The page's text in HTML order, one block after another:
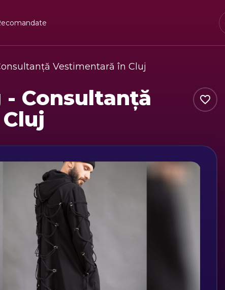
Vestimentară în Cluj
Consultanță